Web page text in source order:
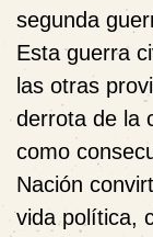
segunda
Esta guerra
las otras
derrota de la
como
Nación
vida política,